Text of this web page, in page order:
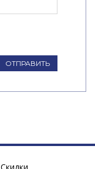
ОТПРАВИТЬ
Скидки